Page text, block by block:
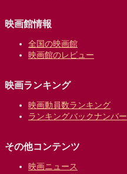
映画館情報
全国の映画館
映画館のレビュー
映画ランキング
映画動員数ランキング
ランキングバックナンバー
その他コンテンツ
映画ニュース